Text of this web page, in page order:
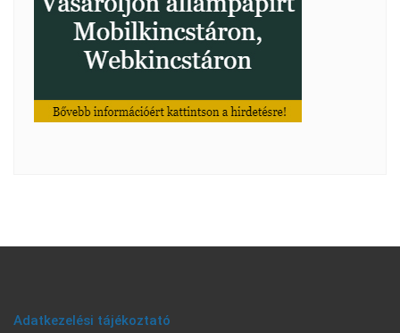
Adatkezelési tájékoztató